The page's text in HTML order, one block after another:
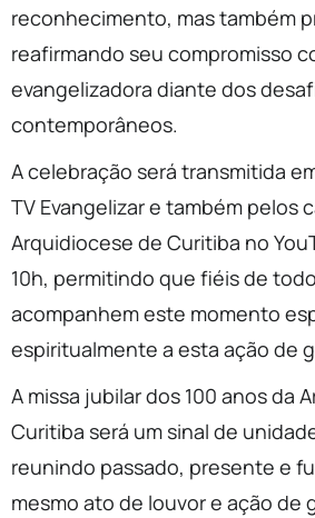
reconhecimento, mas também
reafirmando seu compromisso
evangelizadora diante dos
contemporâneos.
A celebração será transmitida
TV Evangelizar e também pelos
Arquidiocese de Curitiba no
10h, permitindo que fiéis de
acompanhem este momento
espiritualmente a esta ação de
A missa jubilar dos 100 anos da
Curitiba será um sinal de
reunindo passado, presente e
mesmo ato de louvor e ação de